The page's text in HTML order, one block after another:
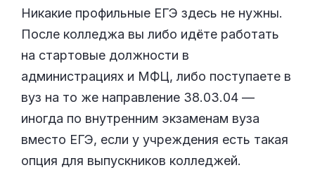
Никакие профильные ЕГЭ здесь не нужны.
После колледжа вы либо идёте работать
на стартовые должности в
администрациях и МФЦ, либо поступаете в
вуз на то же направление 38.03.04 —
иногда по внутренним экзаменам вуза
вместо ЕГЭ, если у учреждения есть такая
опция для выпускников колледжей.